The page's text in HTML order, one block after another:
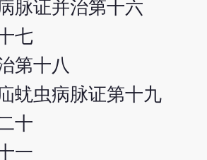
脉证并治第十六
七
第十八
蚘虫病脉证第十九
十
一